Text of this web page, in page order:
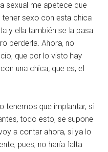
sexual me apetece que
tener sexo con esta chica
y ella también se la pasa
perderla. Ahora, no
que por lo visto hay
una chica, que es, el
tenemos que implantar, si
todo esto, se supone
a contar ahora, si ya lo
pues, no haría falta